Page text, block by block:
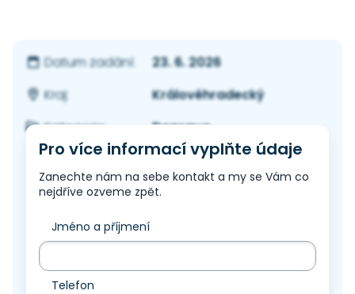
Datum zadání:
23. 6. 2026
Kraj:
Královéhradecký
Kategorie:
Doprava
Pro více informací vyplňte údaje
Zanechte nám na sebe kontakt a my se Vám co
nejdříve ozveme zpět.
Jméno a příjmení
Telefon